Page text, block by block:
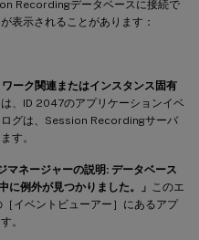
Recordingデータベースに接続で
表示されることがあります：
ーク関連またはインスタンス固有
は、ID 2047のアプリケーションイベ
グは、Session Recordingサーバ
す。
ネージャーの説明: データベース
に例外が見つかりました。」
このエ
イベントビューアー］にあるアプ
。